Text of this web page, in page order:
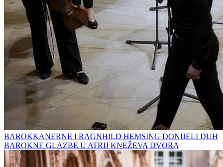
BAROKKANERNE I RAGNHILD HEMSING DONIJELI DUH
BAROKNE GLAZBE U ATRIJ KNEŽEVA DVORA